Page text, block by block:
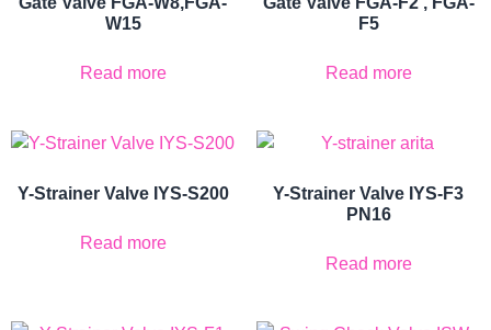
W15
Read more
F5
Read more
Y-Strainer Valve IYS-S200
Read more
Y-Strainer Valve IYS-F3
PN16
Read more